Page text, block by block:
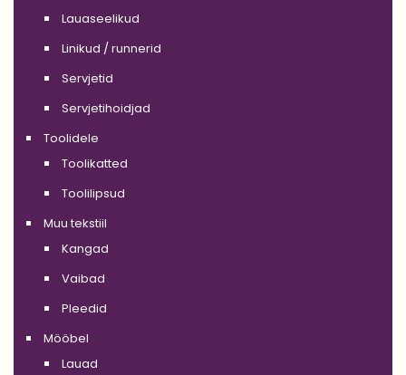
Lauaseelikud
Linikud / runnerid
Servjetid
Servjetihoidjad
Toolidele
Toolikatted
Toolilipsud
Muu tekstiil
Kangad
Vaibad
Pleedid
Mööbel
Lauad